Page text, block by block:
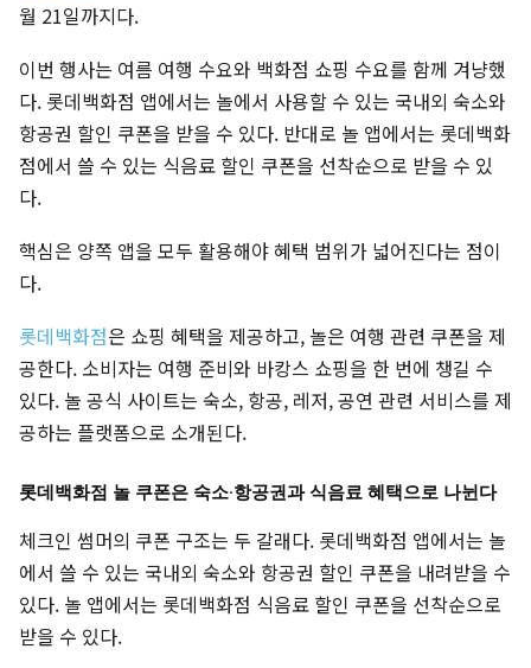
월 21일까지다.
이번 행사는 여름 여행 수요와 백화점 쇼핑 수요를 함께 겨냥했
다. 롯데백화점 앱에서는 놀에서 사용할 수 있는 국내외 숙소와
항공권 할인 쿠폰을 받을 수 있다. 반대로 놀 앱에서는 롯데백화
점에서 쓸 수 있는 식음료 할인 쿠폰을 선착순으로 받을 수 있
다.
핵심은 양쪽 앱을 모두 활용해야 혜택 범위가 넓어진다는 점이
다.
롯데백화점은 쇼핑 혜택을 제공하고, 놀은 여행 관련 쿠폰을 제
공한다. 소비자는 여행 준비와 바캉스 쇼핑을 한 번에 챙길 수
있다. 놀 공식 사이트는 숙소, 항공, 레저, 공연 관련 서비스를 제
공하는 플랫폼으로 소개된다.
롯데백화점 놀 쿠폰은 숙소·항공권과 식음료 혜택으로 나뉜다
체크인 썸머의 쿠폰 구조는 두 갈래다. 롯데백화점 앱에서는 놀
에서 쓸 수 있는 국내외 숙소와 항공권 할인 쿠폰을 내려받을 수
있다. 놀 앱에서는 롯데백화점 식음료 할인 쿠폰을 선착순으로
받을 수 있다.